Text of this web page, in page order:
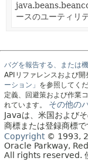
ースのユーティリ
バグを報告する、または
APIリファレンスおよび開
ーション」 を参照してく
定義、回避策および作業
れています。
その他の
Javaは、米国および
商標または登録商標で
Copyright© 1993,
Oracle Parkway,
All rights reserved.